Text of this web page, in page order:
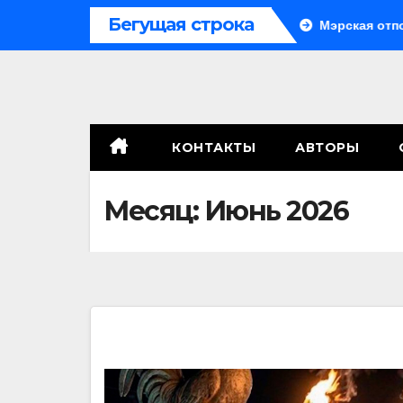
Бегущая строка
Система больше не монолитна Мэрская отповедь
КОНТАКТЫ АВТОРЫ
Месяц: Июнь 2026